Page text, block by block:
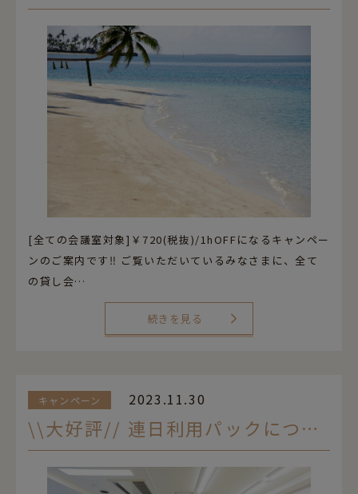
[全ての会議室対象]￥720(税抜)/1hOFFになるキャンペー
ンのご案内です‼ ご覧いただいているみなさまに、全て
の貸し会…
続きを見る
キャンペーン 2023.11.30
\\大好評// 連日利用パックについて